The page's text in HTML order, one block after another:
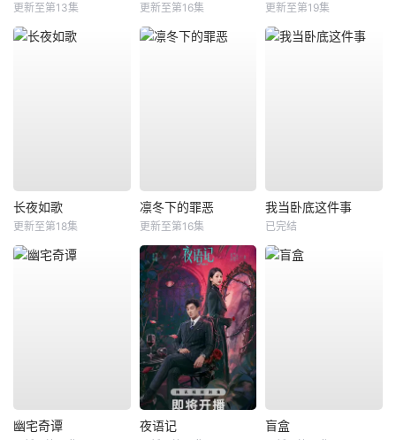
更新至第13集 更新至第16集 更新至第19集
长夜如歌
更新至第18集
凛冬下的罪恶
更新至第16集
我当卧底这件事
已完结
幽宅奇谭 夜语记 盲盒